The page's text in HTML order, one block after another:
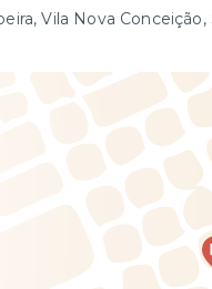
Vila Nova